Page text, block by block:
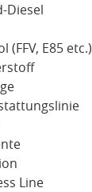
Diesel
(FFV, E85 etc.)
Line